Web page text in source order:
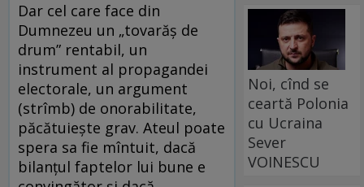
Dar cel care face din
Dumnezeu un „tovarăş de
drum” rentabil, un
instrument al propagandei
electorale, un argument
(strîmb) de onorabilitate,
păcătuieşte grav. Ateul poate
spera sa fie mîntuit, dacă
bilanţul faptelor lui bune e
Noi, cînd se
ceartă Polonia
cu Ucraina
Sever
VOINESCU